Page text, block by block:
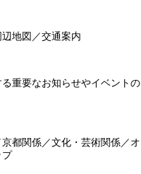
辺地図／交通案内
る重要なお知らせやイベントの
京都関係／文化・芸術関係／オ
プ